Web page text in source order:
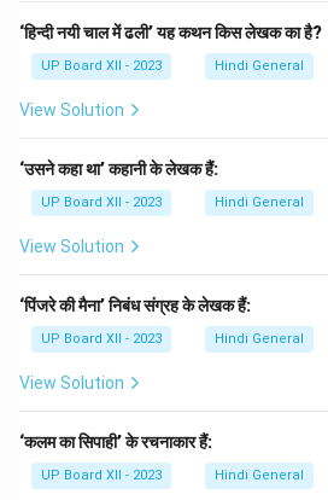
Step 3: Conclusion.
The correct answer is(A) उपयुक्त
लेखक का नाम लिखिए।
Download Solution in
‘हिन्दी नयी चाल में ढली’ यह कथन किस लेखक का है?
UP Board XII - 2023 Hindi General
View Solution
‘उसने कहा था’ कहानी के लेखक हैं:
UP Board XII - 2023 Hindi General
View Solution
‘पिंजरे की मैना’ निबंध संग्रह के लेखक हैं:
UP Board XII - 2023 Hindi General
View Solution
‘कलम का सिपाही’ के रचनाकार हैं:
UP Board XII - 2023 Hindi General